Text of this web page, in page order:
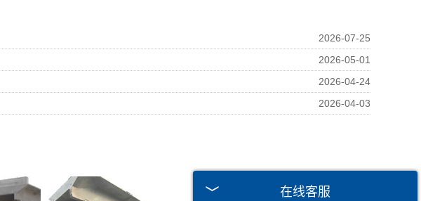
2026-07-25
2026-05-01
2026-04-24
2026-04-03
在线客服